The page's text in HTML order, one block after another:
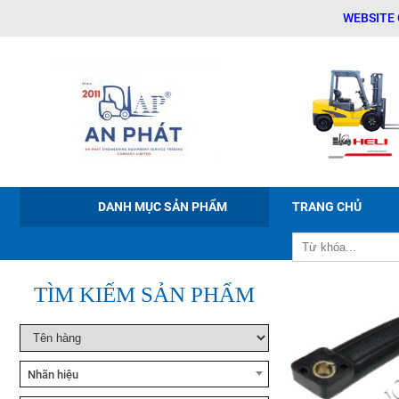
WEBSITE
DANH MỤC SẢN PHẨM TRANG CHỦ
TÌM KIẾM SẢN PHẨM
Nhãn hiệu
Xe nâng tay điện Noblelift
Xe nâng tay cao Noblelift